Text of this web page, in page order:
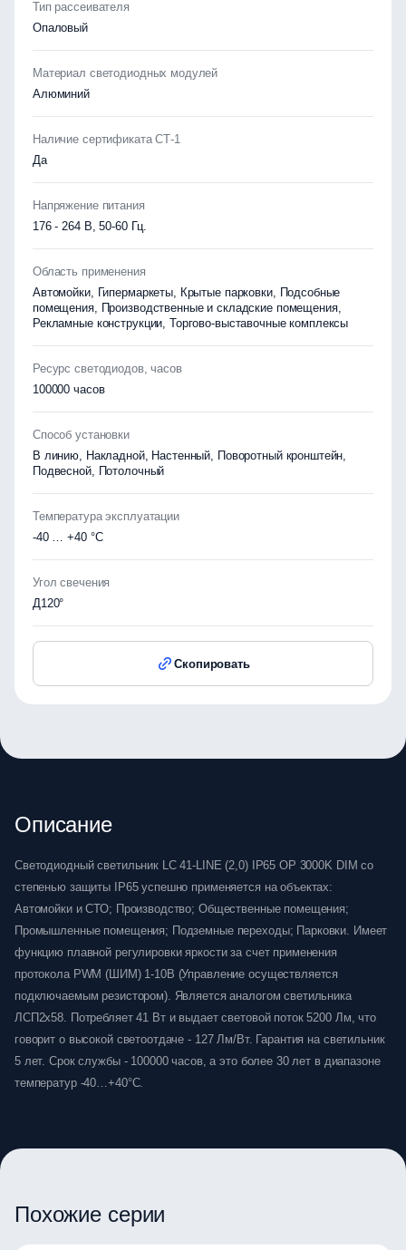
Тип рассеивателя
Опаловый
Материал светодиодных модулей
Алюминий
Наличие сертификата СТ-1
Да
Напряжение питания
176 - 264 В, 50-60 Гц.
Область применения
Автомойки, Гипермаркеты, Крытые парковки, Подсобные
помещения, Производственные и складские помещения,
Рекламные конструкции, Торгово-выставочные комплексы
Ресурс светодиодов, часов
100000 часов
Способ установки
В линию, Накладной, Настенный, Поворотный кронштейн,
Подвесной, Потолочный
Температура эксплуатации
-40 … +40 °C
Угол свечения
Д120°
Скопировать
Описание
Светодиодный светильник LC 41-LINE (2,0) IP65 OP 3000K DIM со
степенью защиты IP65 успешно применяется на объектах:
Автомойки и СТО; Производство; Общественные помещения;
Промышленные помещения; Подземные переходы; Парковки. Имеет
функцию плавной регулировки яркости за счет применения
протокола PWM (ШИМ) 1-10В (Управление осуществляется
подключаемым резистором). Является аналогом светильника
ЛСП2х58. Потребляет 41 Вт и выдает световой поток 5200 Лм, что
говорит о высокой светоотдаче - 127 Лм/Вт. Гарантия на светильник
5 лет. Срок службы - 100000 часов, а это более 30 лет в диапазоне
температур -40…+40°C.
Похожие серии